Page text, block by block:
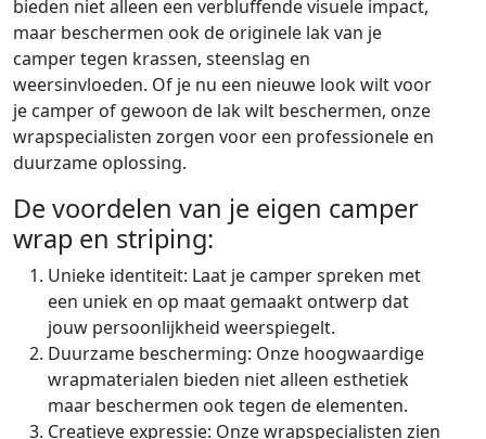
bieden niet alleen een verbluffende visuele impact,
maar beschermen ook de originele lak van je
camper tegen krassen, steenslag en
weersinvloeden. Of je nu een nieuwe look wilt voor
je camper of gewoon de lak wilt beschermen, onze
wrapspecialisten zorgen voor een professionele en
duurzame oplossing.
De voordelen van je eigen camper
wrap en striping:
Unieke identiteit: Laat je camper spreken met
een uniek en op maat gemaakt ontwerp dat
jouw persoonlijkheid weerspiegelt.
Duurzame bescherming: Onze hoogwaardige
wrapmaterialen bieden niet alleen esthetiek
maar beschermen ook tegen de elementen.
Creatieve expressie: Onze wrapspecialisten zien